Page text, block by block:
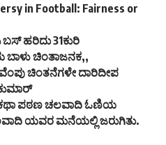
in Football: Fairness or
ಹರಿದು 31ಕುರಿ
ಚಿಂತಾಜನಕ,,
ಚಿಂತನೆಗಳೇ ದಾರಿದೀಪ
ಕಥಾ ಪಠಣ ಚಲವಾದಿ ಓಣಿಯ
ಯವರ ಮನೆಯಲ್ಲಿ ಜರುಗಿತು.